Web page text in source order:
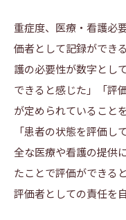
重症度、医療・看護必
価者として記録ができ
護の必要性が数字とし
できると感じた」「評
が定められていること
「患者の状態を評価
全な医療や看護の提供
たことで評価ができる
評価者としての責任を